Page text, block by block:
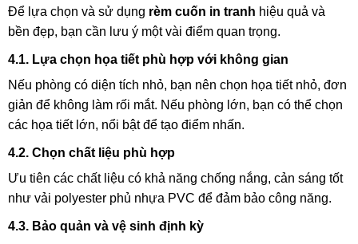
Để lựa chọn và sử dụng rèm cuốn in tranh hiệu quả và
bền đẹp, bạn cần lưu ý một vài điểm quan trọng.
4.1. Lựa chọn họa tiết phù hợp với không gian
Nếu phòng có diện tích nhỏ, bạn nên chọn họa tiết nhỏ, đơn
giản để không làm rối mắt. Nếu phòng lớn, bạn có thể chọn
các họa tiết lớn, nổi bật để tạo điểm nhấn.
4.2. Chọn chất liệu phù hợp
Ưu tiên các chất liệu có khả năng chống nắng, cản sáng tốt
như vải polyester phủ nhựa PVC để đảm bảo công năng.
4.3. Bảo quản và vệ sinh định kỳ